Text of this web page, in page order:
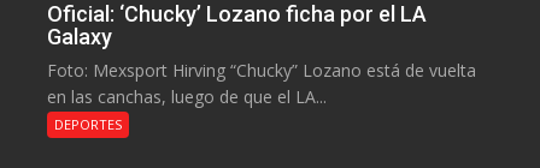
Oficial: ‘Chucky’ Lozano ficha por el LA
Galaxy
Foto: Mexsport Hirving “Chucky” Lozano está de vuelta
en las canchas, luego de que el LA...
DEPORTES